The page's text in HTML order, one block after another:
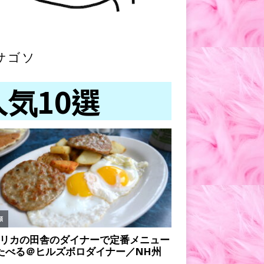
ゴソ
気10選